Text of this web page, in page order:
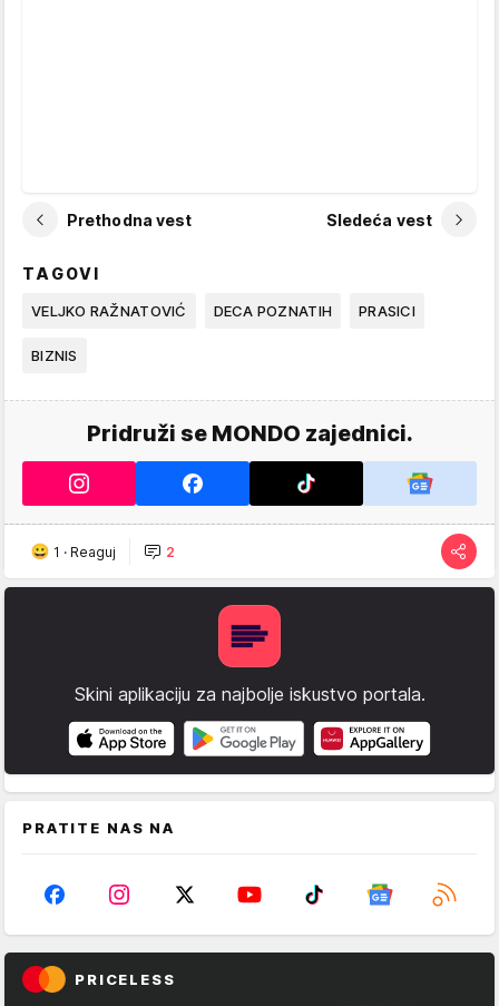
Prethodna vest Sledeća vest
TAGOVI
VELJKO RAŽNATOVIĆ DECA POZNATIH PRASICI
BIZNIS
Pridruži se MONDO zajednici.
1 · Reaguj 2
Skini aplikaciju za najbolje iskustvo portala.
PRATITE NAS NA
PRICELESS